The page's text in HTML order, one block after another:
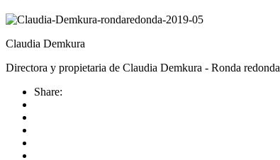
Claudia Demkura
Directora y propietaria de Claudia Demkura - Ronda redonda
Share: